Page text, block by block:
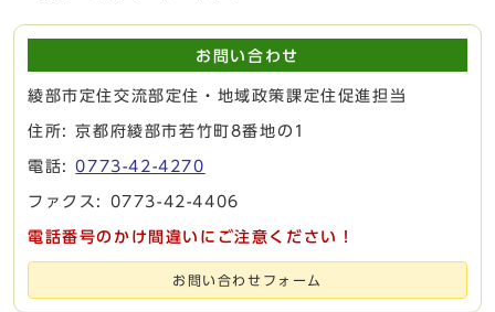
お問い合わせ
綾部市定住交流部定住・地域政策課定住促進担当
住所: 京都府綾部市若竹町8番地の1
電話:0773-42-4270
ファクス: 0773-42-4406
電話番号のかけ間違いにご注意ください！
お問い合わせフォーム